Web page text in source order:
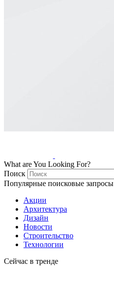
What are You Looking For?
Поиск
Популярные поисковые запросы
Акции
Архитектура
Дизайн
Новости
Строительство
Технологии
Сейчас в тренде